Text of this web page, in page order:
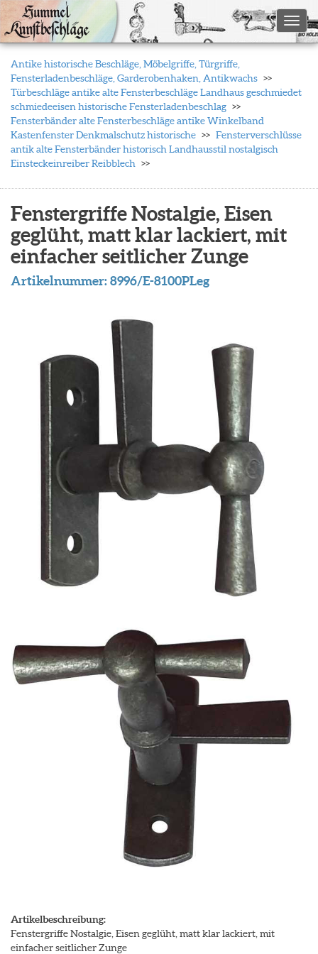
Antike historische Beschläge, Möbelgriffe, Türgriffe,
Fensterladenbeschläge, Garderobenhaken, Antikwachs
Türbeschläge antike alte Fensterbeschläge Landhaus geschmiedet
schmiedeeisen historische Fensterladenbeschlag
Fensterbänder alte Fensterbeschläge antike Winkelband
Kastenfenster Denkmalschutz historische
Fensterverschlüsse
antik alte Fensterbänder historisch Landhausstil nostalgisch
Einsteckeinreiber Reibblech
Fenstergriffe Nostalgie, Eisen
geglüht, matt klar lackiert, mit
einfacher seitlicher Zunge
Artikelnummer:8996/E-8100PLeg
Artikelbeschreibung:
Fenstergriffe Nostalgie, Eisen geglüht, matt klar lackiert, mit
einfacher seitlicher Zunge